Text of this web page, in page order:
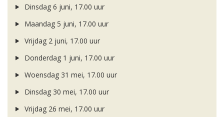
Dinsdag 6 juni, 17.00 uur
Maandag 5 juni, 17.00 uur
Vrijdag 2 juni, 17.00 uur
Donderdag 1 juni, 17.00 uur
Woensdag 31 mei, 17.00 uur
Dinsdag 30 mei, 17.00 uur
Vrijdag 26 mei, 17.00 uur